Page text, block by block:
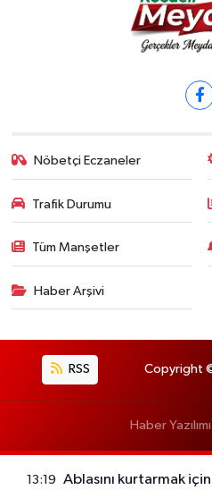
Nöbetçi Eczaneler
Trafik Durumu
Tüm Manşetler
Haber Arşivi
RSS Copyright ©
Haber
13:19 Ablasını kurtarmak